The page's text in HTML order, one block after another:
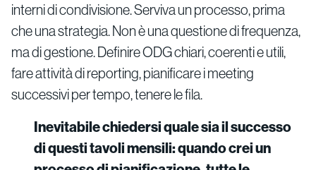
interni di condivisione. Serviva un processo, prima
che una strategia. Non è una questione di frequenza,
ma di gestione. Definire ODG chiari, coerenti e utili,
fare attività di reporting, pianificare i meeting
successivi per tempo, tenere le fila.
Inevitabile chiedersi quale sia il successo
di questi tavoli mensili: quando crei un